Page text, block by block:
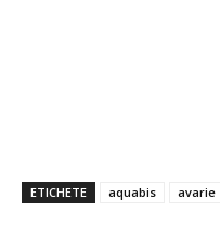
ETICHETE aquabis avarie